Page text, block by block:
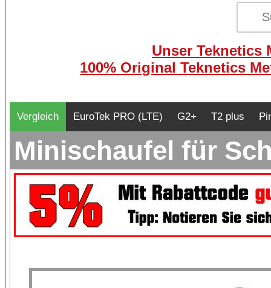
Unser Teknetics
100% Original Teknetics
Vergleich EuroTek PRO (LTE) G2+ T2 plus
Minischaufel für